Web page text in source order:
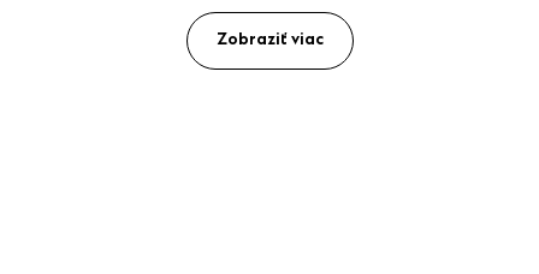
Zobraziť viac